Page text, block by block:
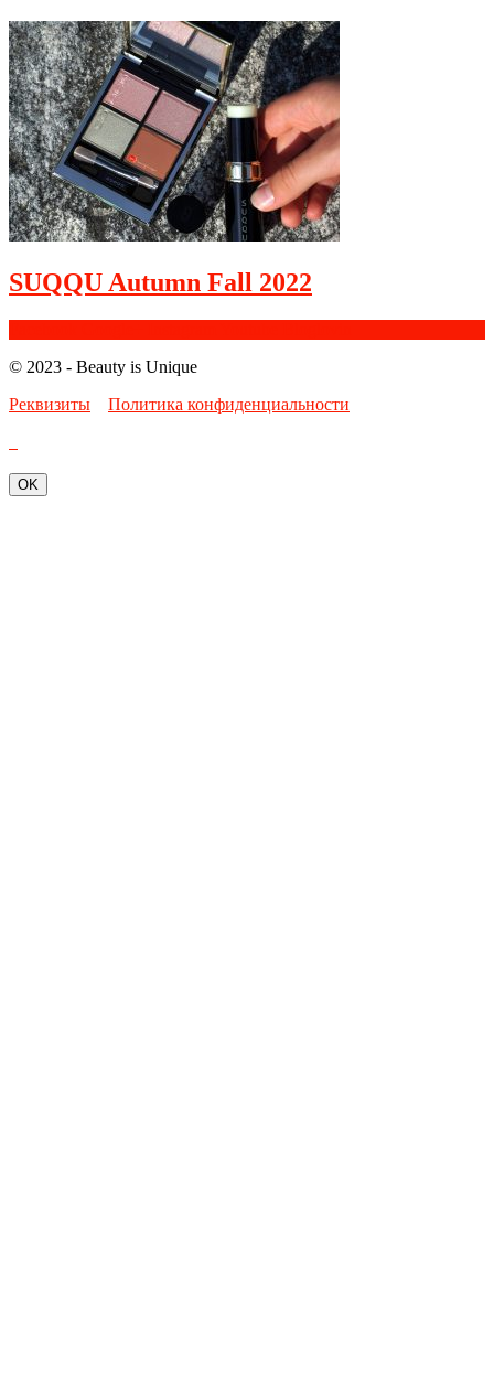
SUQQU Autumn Fall 2022
© 2023 - Beauty is Unique
Реквизиты
Политика конфиденциальности
OK